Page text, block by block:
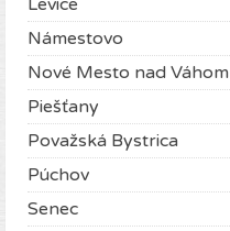
Levice
Námestovo
Nové Mesto nad Váhom
Piešťany
Považská Bystrica
Púchov
Senec